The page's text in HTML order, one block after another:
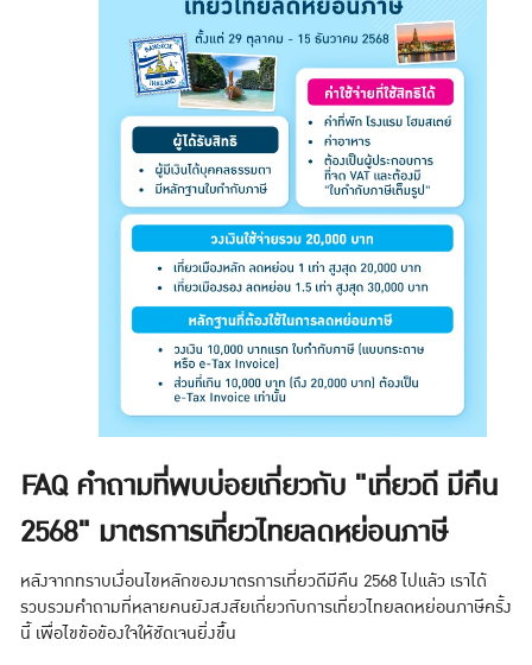
FAQ คำถามที่พบบ่อยเกี่ยวกับ "เที่ยวดี มีคืน
2568" มาตรการเที่ยวไทยลดหย่อนภาษี
หลังจากทราบเงื่อนไขหลักของมาตรการเที่ยวดีมีคืน 2568 ไปแล้ว เราได้
รวบรวมคำถามที่หลายคนยังสงสัยเกี่ยวกับการเที่ยวไทยลดหย่อนภาษีครั้ง
นี้ เพื่อไขข้อข้องใจให้ชัดเจนยิ่งขึ้น